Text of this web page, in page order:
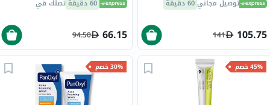
توصيل مجاني60 دقيقة
105.75
141
60 دقيقة تصلك في
66.15
94.50
45% خصم 30% خصم